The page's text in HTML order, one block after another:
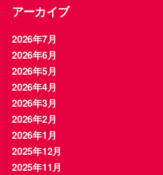
アーカイブ
2026年7月
2026年6月
2026年5月
2026年4月
2026年3月
2026年2月
2026年1月
2025年12月
2025年11月